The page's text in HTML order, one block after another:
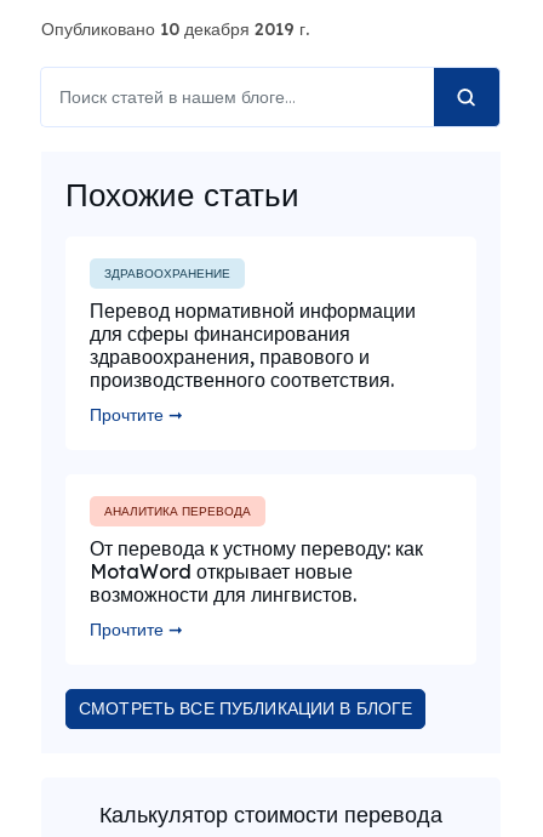
Опубликовано 10 декабря 2019 г.
Похожие статьи
ЗДРАВООХРАНЕНИЕ
Перевод нормативной информации
для сферы финансирования
здравоохранения, правового и
производственного соответствия.
Прочтите ➞
АНАЛИТИКА ПЕРЕВОДА
От перевода к устному переводу: как
MotaWord открывает новые
возможности для лингвистов.
Прочтите ➞
СМОТРЕТЬ ВСЕ ПУБЛИКАЦИИ В БЛОГЕ
Калькулятор стоимости перевода